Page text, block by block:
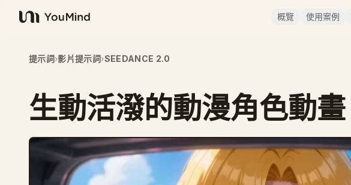
YouMind
概覽 使用案例
提示詞›影片提示詞›SEEDANCE 2.0
生動活潑的動漫角色動畫